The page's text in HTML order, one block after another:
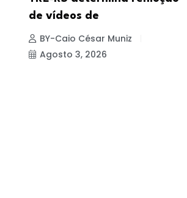
de vídeos de
BY-Caio César Muniz
Agosto 3, 2026